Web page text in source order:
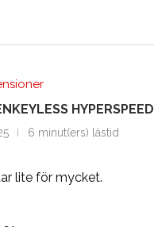
HYPERSPEED
6 minut(ers) lästid
lite för mycket.